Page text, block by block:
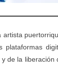
artista
plataformas
de la